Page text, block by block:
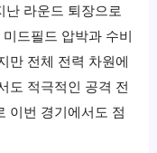
난 라운드 퇴장으로
드필드 압박과 수비
만 전체 전력 차원에
도 적극적인 공격 전
이번 경기에서도 점